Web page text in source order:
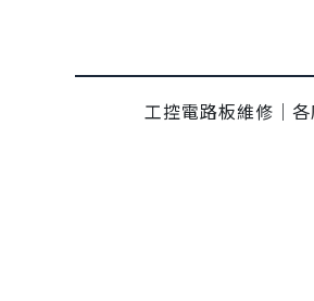
工控電路板維修｜